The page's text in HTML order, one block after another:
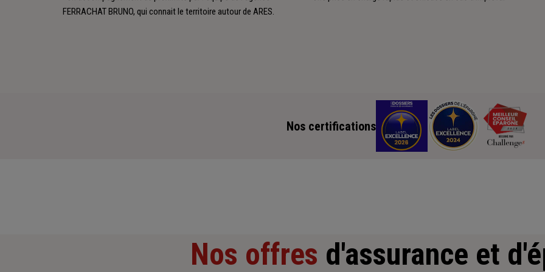
FERRACHAT BRUNO, qui connait le territoire autour de ARES.
Nos certifications
Nos offres d'assurance et